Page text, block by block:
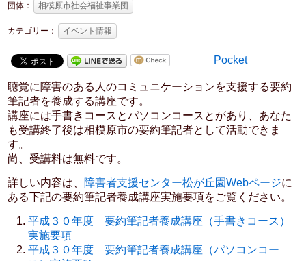
団体： 相模原市社会福祉事業団
カテゴリー： イベント情報
Pocket
聴覚に障害のある人のコミュニケーションを支援する要約
筆記者を養成する講座です。
講座には手書きコースとパソコンコースとがあり、あなた
も受講終了後は相模原市の要約筆記者として活動できま
す。
尚、受講料は無料です。
詳しい内容は、 障害者支援センター松が丘園Webページに
ある下記の要約筆記者養成講座実施要項をご覧ください。
平成３０年度 要約筆記者養成講座（手書きコース）
実施要項
平成３０年度 要約筆記者養成講座（パソコンコー